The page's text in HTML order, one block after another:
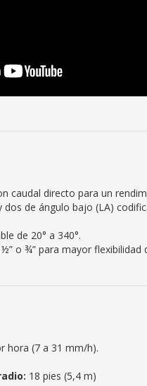
caudal directo para un
de ángulo bajo (LA)
de 20° a 340°.
o ¾” para mayor flexibilidad
hora (7 a 31 mm/h).
18 pies (5,4 m)